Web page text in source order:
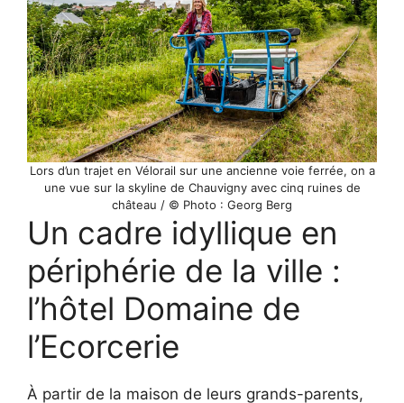
Lors d’un trajet en Vélorail sur une ancienne voie ferrée, on a
une vue sur la skyline de Chauvigny avec cinq ruines de
château / © Photo : Georg Berg
Un cadre idyllique en
périphérie de la ville :
l’hôtel Domaine de
l’Ecorcerie
À partir de la maison de leurs grands-parents,